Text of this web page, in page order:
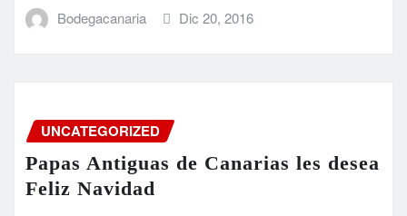
Bodegacanaria Dic 20, 2016
UNCATEGORIZED
Papas Antiguas de Canarias les desea
Feliz Navidad